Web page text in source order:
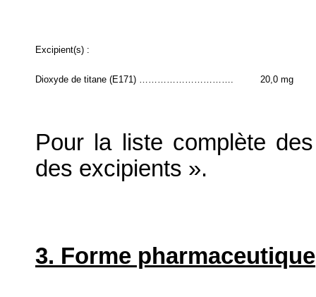
Excipient(s) :
Dioxyde de titane (E171) …………………………. 20,0 mg
Pour la liste complète
des excipients ».
3. Forme pharmaceutique